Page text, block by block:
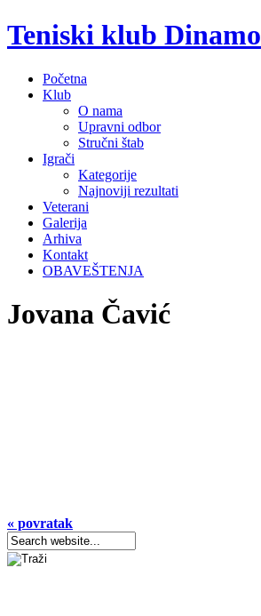
Teniski klub Dinamo
Početna
Klub
O nama
Upravni odbor
Stručni štab
Igrači
Kategorije
Najnoviji rezultati
Veterani
Galerija
Arhiva
Kontakt
OBAVEŠTENJA
Jovana Čavić
« povratak